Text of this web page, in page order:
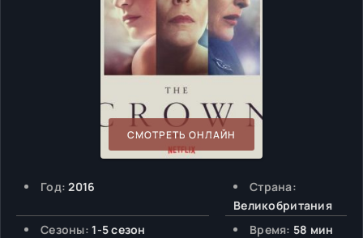
СМОТРЕТЬ ОНЛАЙН
Год: 2016
Страна:
Великобритания
Сезоны: 1-5 сезон Время: 58 мин